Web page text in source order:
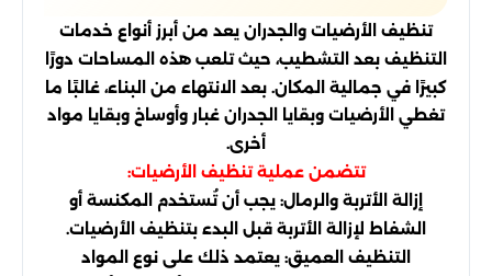
تنظيف الأرضيات والجدران يعد من أبرز أنواع خدمات
التنظيف بعد التشطيب، حيث تلعب هذه المساحات دورًا
كبيرًا في جمالية المكان. بعد الانتهاء من البناء، غالبًا ما
تغطي الأرضيات وبقايا الجدران غبار وأوساخ وبقايا مواد
أخرى.
تتضمن عملية تنظيف الأرضيات:
إزالة الأتربة والرمال: يجب أن تُستخدم المكنسة أو
الشفاط لإزالة الأتربة قبل البدء بتنظيف الأرضيات.
التنظيف العميق: يعتمد ذلك على نوع المواد